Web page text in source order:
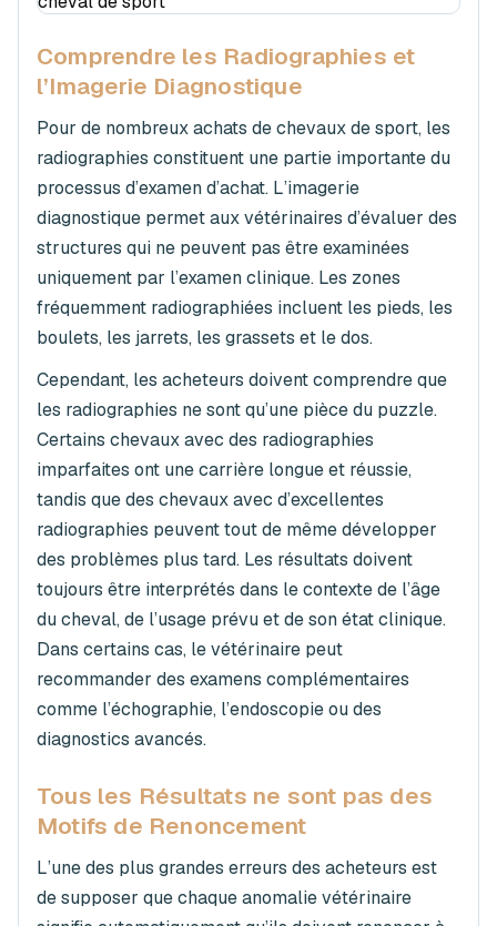
Comprendre les Radiographies et
l’Imagerie Diagnostique
Pour de nombreux achats de chevaux de sport, les
radiographies constituent une partie importante du
processus d’examen d’achat. L’imagerie
diagnostique permet aux vétérinaires d’évaluer des
structures qui ne peuvent pas être examinées
uniquement par l’examen clinique. Les zones
fréquemment radiographiées incluent les pieds, les
boulets, les jarrets, les grassets et le dos.
Cependant, les acheteurs doivent comprendre que
les radiographies ne sont qu’une pièce du puzzle.
Certains chevaux avec des radiographies
imparfaites ont une carrière longue et réussie,
tandis que des chevaux avec d’excellentes
radiographies peuvent tout de même développer
des problèmes plus tard. Les résultats doivent
toujours être interprétés dans le contexte de l’âge
du cheval, de l’usage prévu et de son état clinique.
Dans certains cas, le vétérinaire peut
recommander des examens complémentaires
comme l’échographie, l’endoscopie ou des
diagnostics avancés.
Tous les Résultats ne sont pas des
Motifs de Renoncement
L’une des plus grandes erreurs des acheteurs est
de supposer que chaque anomalie vétérinaire